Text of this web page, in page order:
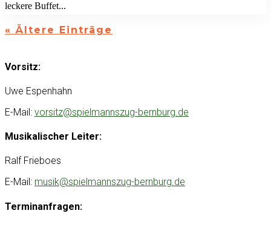
leckere Buffet...
« Ältere Einträge
Vorsitz:
Uwe Espenhahn
E-Mail: vorsitz@spielmannszug-bernburg.de
Musikalischer Leiter:
Ralf Frieboes
E-Mail: musik@spielmannszug-bernburg.de
Terminanfragen: